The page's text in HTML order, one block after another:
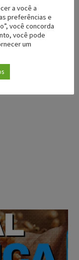
a você a
preferências e
você concorda
você pode
um